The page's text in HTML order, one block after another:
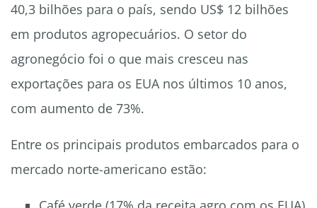
40,3 bilhões para o país, sendo US$ 12 bilhões
em produtos agropecuários. O setor do
agronegócio foi o que mais cresceu nas
exportações para os EUA nos últimos 10 anos,
com aumento de 73%.
Entre os principais produtos embarcados para o
mercado norte-americano estão: